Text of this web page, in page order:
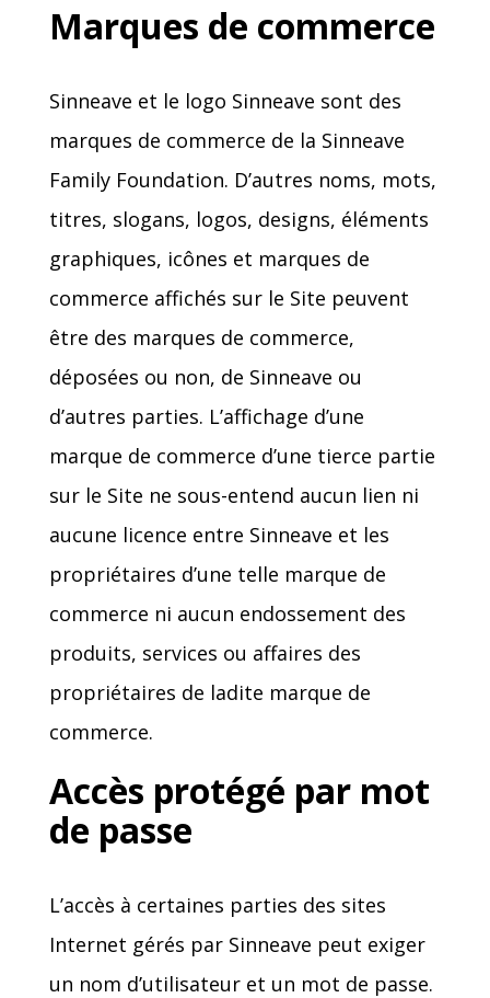
Marques de commerce
Sinneave et le logo Sinneave sont des
marques de commerce de la Sinneave
Family Foundation. D’autres noms, mots,
titres, slogans, logos, designs, éléments
graphiques, icônes et marques de
commerce affichés sur le Site peuvent
être des marques de commerce,
déposées ou non, de Sinneave ou
d’autres parties. L’affichage d’une
marque de commerce d’une tierce partie
sur le Site ne sous-entend aucun lien ni
aucune licence entre Sinneave et les
propriétaires d’une telle marque de
commerce ni aucun endossement des
produits, services ou affaires des
propriétaires de ladite marque de
commerce.
Accès protégé par mot
de passe
L’accès à certaines parties des sites
Internet gérés par Sinneave peut exiger
un nom d’utilisateur et un mot de passe.